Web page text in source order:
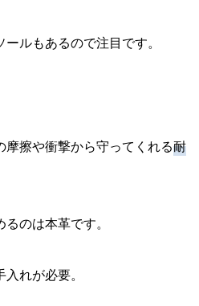
ルもあるので注目です。
擦や衝撃から守ってくれる耐
のは本革です。
れが必要。